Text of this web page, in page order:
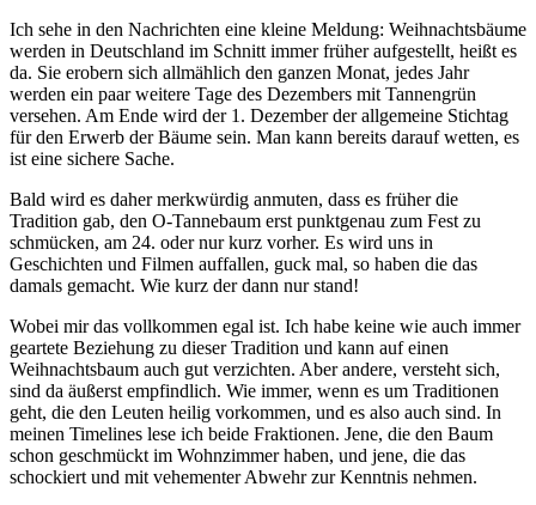
Ich sehe in den Nachrichten eine kleine Meldung: Weihnachtsbäume
werden in Deutschland im Schnitt immer früher aufgestellt, heißt es
da. Sie erobern sich allmählich den ganzen Monat, jedes Jahr
werden ein paar weitere Tage des Dezembers mit Tannengrün
versehen. Am Ende wird der 1. Dezember der allgemeine Stichtag
für den Erwerb der Bäume sein. Man kann bereits darauf wetten, es
ist eine sichere Sache.
Bald wird es daher merkwürdig anmuten, dass es früher die
Tradition gab, den O-Tannebaum erst punktgenau zum Fest zu
schmücken, am 24. oder nur kurz vorher. Es wird uns in
Geschichten und Filmen auffallen, guck mal, so haben die das
damals gemacht. Wie kurz der dann nur stand!
Wobei mir das vollkommen egal ist. Ich habe keine wie auch immer
geartete Beziehung zu dieser Tradition und kann auf einen
Weihnachtsbaum auch gut verzichten. Aber andere, versteht sich,
sind da äußerst empfindlich. Wie immer, wenn es um Traditionen
geht, die den Leuten heilig vorkommen, und es also auch sind. In
meinen Timelines lese ich beide Fraktionen. Jene, die den Baum
schon geschmückt im Wohnzimmer haben, und jene, die das
schockiert und mit vehementer Abwehr zur Kenntnis nehmen.